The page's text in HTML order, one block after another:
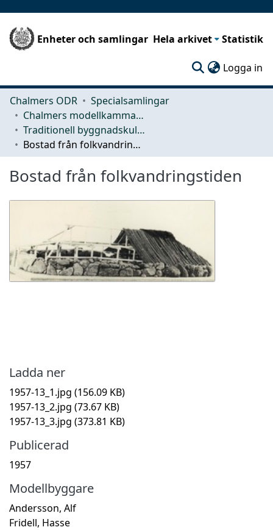
Enheter och samlingar Hela arkivet Statistik
Logga in
Chalmers ODR
Specialsamlingar
Chalmers modellkammare
Traditionell byggnadskultur
Bostad från folkvandringstiden
Bostad från folkvandringstiden
Ladda ner
1957-13_1.jpg (156.09 KB)
1957-13_2.jpg (73.67 KB)
1957-13_3.jpg (373.81 KB)
Publicerad
1957
Modellbyggare
Andersson, Alf
Fridell, Hasse